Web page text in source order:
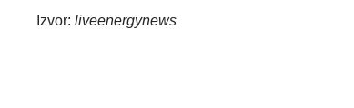
Izvor: liveenergynews